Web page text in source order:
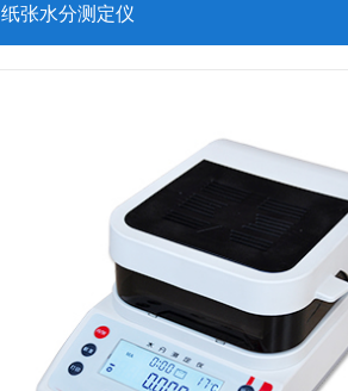
纸张水分测定仪